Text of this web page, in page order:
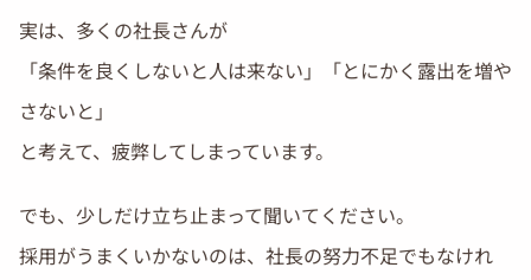
実は、多くの社長さんが
「条件を良くしないと人は来ない」「とにかく露出を増や
さないと」
と考えて、疲弊してしまっています。
でも、少しだけ立ち止まって聞いてください。
採用がうまくいかないのは、社長の努力不足でもなけれ